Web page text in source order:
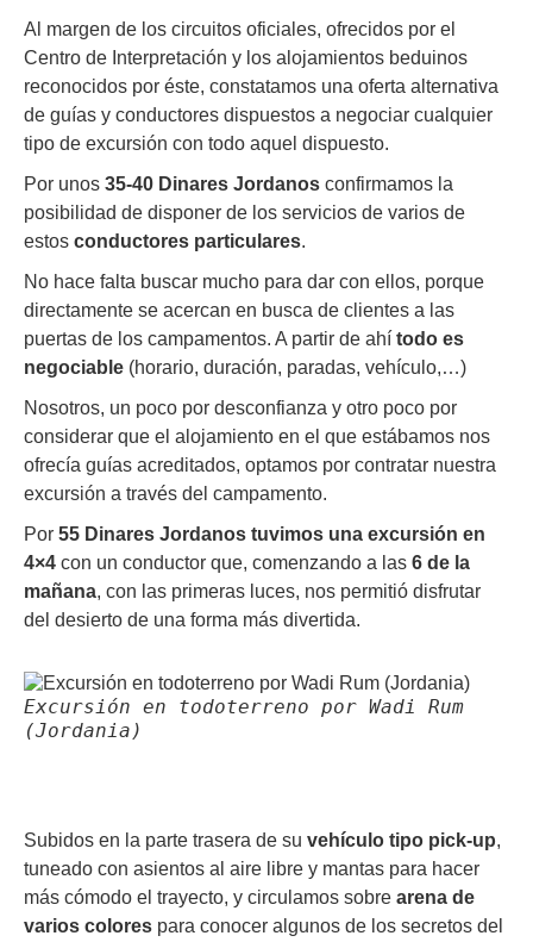
Al margen de los circuitos oficiales, ofrecidos por el
Centro de Interpretación y los alojamientos beduinos
reconocidos por éste, constatamos una oferta alternativa
de guías y conductores dispuestos a negociar cualquier
tipo de excursión con todo aquel dispuesto.
Por unos 35-40 Dinares Jordanos confirmamos la
posibilidad de disponer de los servicios de varios de
estos conductores particulares.
No hace falta buscar mucho para dar con ellos, porque
directamente se acercan en busca de clientes a las
puertas de los campamentos. A partir de ahí todo es
negociable (horario, duración, paradas, vehículo,…)
Nosotros, un poco por desconfianza y otro poco por
considerar que el alojamiento en el que estábamos nos
ofrecía guías acreditados, optamos por contratar nuestra
excursión a través del campamento.
Por 55 Dinares Jordanos tuvimos una excursión en
4×4 con un conductor que, comenzando a las 6 de la
mañana, con las primeras luces, nos permitió disfrutar
del desierto de una forma más divertida.
Excursión en todoterreno por Wadi Rum
(Jordania)
Subidos en la parte trasera de su vehículo tipo pick-up,
tuneado con asientos al aire libre y mantas para hacer
más cómodo el trayecto, y circulamos sobre arena de
varios colores para conocer algunos de los secretos del